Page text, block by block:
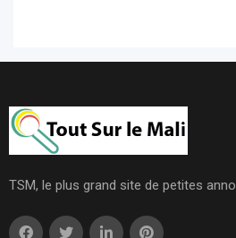
TSM, le plus grand site de petites